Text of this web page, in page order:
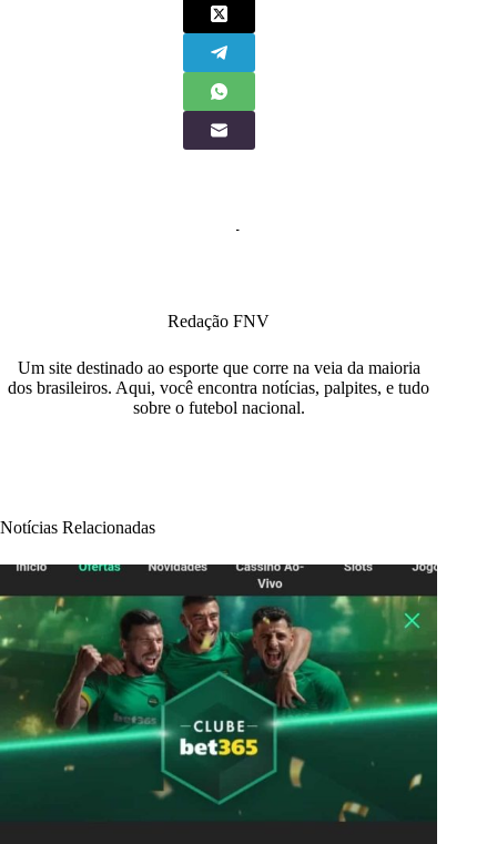
Redação FNV
Um site destinado ao esporte que corre na veia da maioria
dos brasileiros. Aqui, você encontra notícias, palpites, e tudo
sobre o futebol nacional.
Notícias Relacionadas